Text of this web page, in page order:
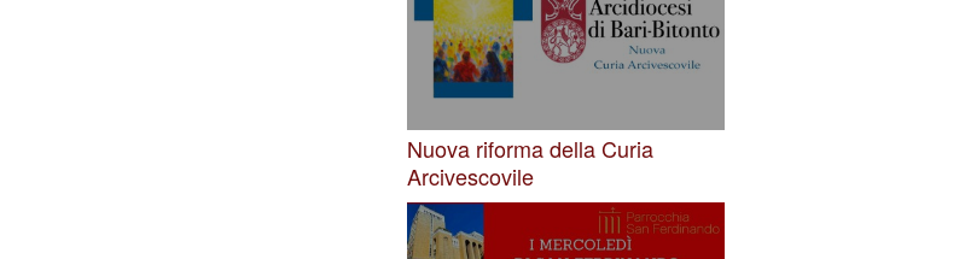
Nuova riforma della Curia
Arcivescovile